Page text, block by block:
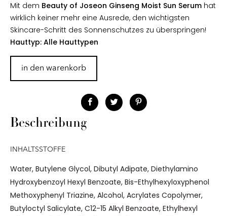
Mit dem Beauty of Joseon Ginseng Moist Sun Serum hat
wirklich keiner mehr eine Ausrede, den wichtigsten
Skincare-Schritt des Sonnenschutzes zu überspringen!
Hauttyp: Alle Hauttypen
in den warenkorb
Beschreibung
INHALTSSTOFFE
Water, Butylene Glycol, Dibutyl Adipate, Diethylamino
Hydroxybenzoyl Hexyl Benzoate, Bis-Ethylhexyloxyphenol
Methoxyphenyl Triazine, Alcohol, Acrylates Copolymer,
Butyloctyl Salicylate, C12-15 Alkyl Benzoate, Ethylhexyl